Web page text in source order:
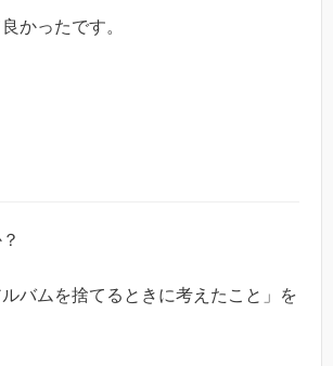
かったです。
バムを捨てるときに考えたこと」を